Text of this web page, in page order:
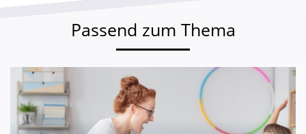
Passend zum Thema